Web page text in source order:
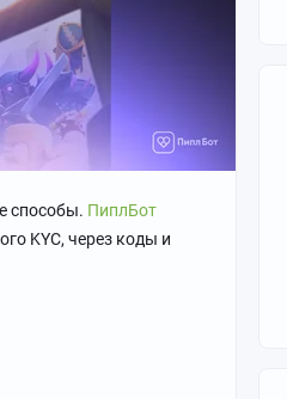
способы. ПиплБот
KYC, через коды и